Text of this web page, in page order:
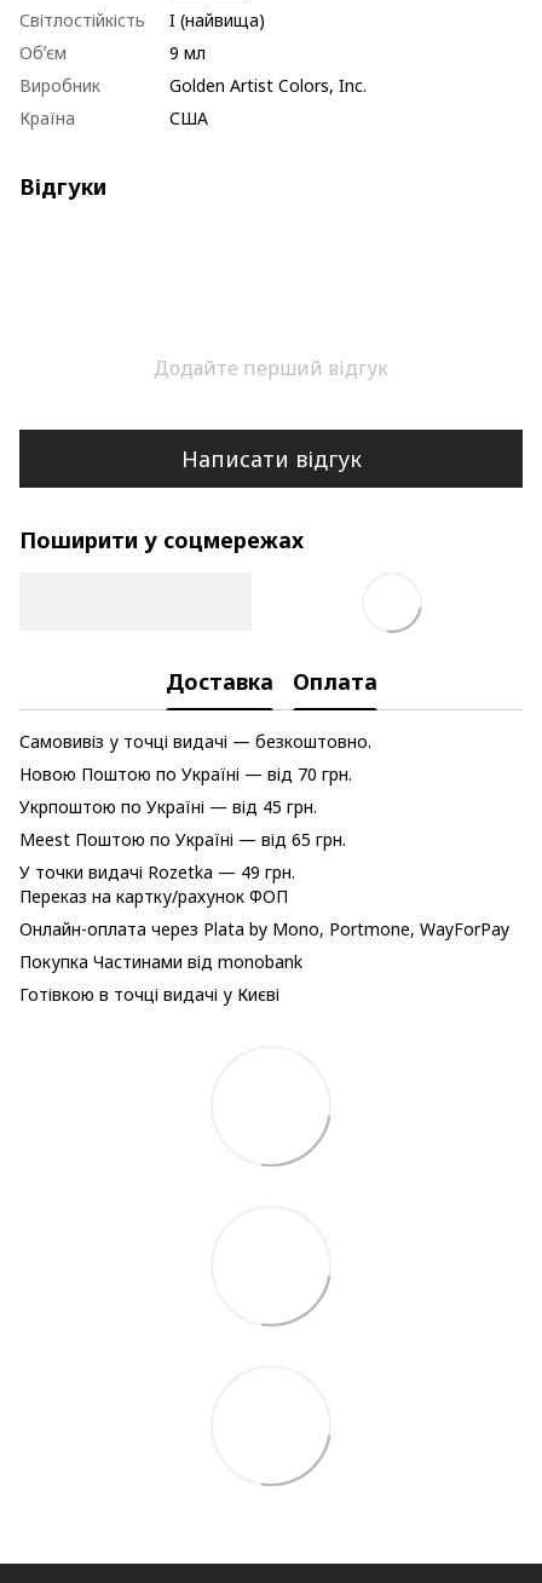
Світлостійкість
I (найвища)
Обʼєм
9 мл
Виробник
Golden Artist Colors, Inc.
Країна
США
Відгуки
Додайте перший відгук
Написати відгук
Поширити у соцмережах
Доставка Оплата
Самовивіз у точці видачі — безкоштовно.
Новою Поштою по Україні — від 70 грн.
Укрпоштою по Україні — від 45 грн.
Meest Поштою по Україні — від 65 грн.
У точки видачі Rozetka — 49 грн.
Переказ на картку/рахунок ФОП
Онлайн-оплата через Plata by Mono, Portmone, WayForPay
Покупка Частинами від monobank
Готівкою в точці видачі у Києві